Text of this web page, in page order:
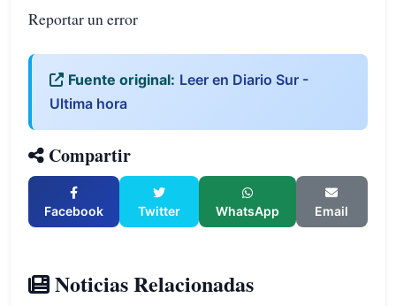
Reportar un error
Fuente original: Leer en Diario Sur -
Ultima hora
Compartir
Facebook Twitter WhatsApp Email
Noticias Relacionadas